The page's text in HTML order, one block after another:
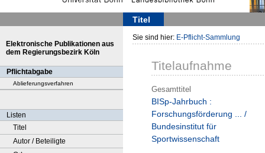
Titel
Elektronische Publikationen aus
dem Regierungsbezirk Köln
Pflichtabgabe
Ablieferungsverfahren
Listen
Titel
Autor / Beteiligte
Sie sind hier: E-Pflicht-Sammlung
Titelaufnahme
Gesamttitel
BISp-Jahrbuch :
Forschungsförderung ... /
Bundesinstitut für
Sportwissenschaft